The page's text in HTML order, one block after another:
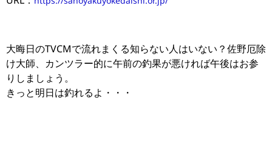
大晦日のTVCMで流れまくる知らない人はいない？佐野厄除
け大師、カンツラー的に午前の釣果が悪ければ午後はお参
りしましょう。
きっと明日は釣れるよ・・・